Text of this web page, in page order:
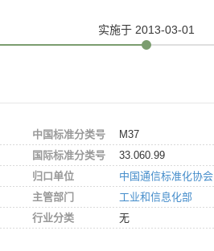
实施于 2013-03-01
中国标准分类号
M37
国际标准分类号
33.060.99
归口单位
中国通信标准化协会
主管部门
工业和信息化部
行业分类
无